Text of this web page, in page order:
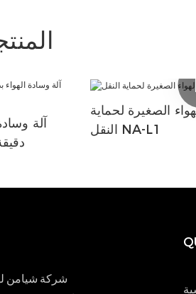
الصغيرة لحماية
النقل NA-L1